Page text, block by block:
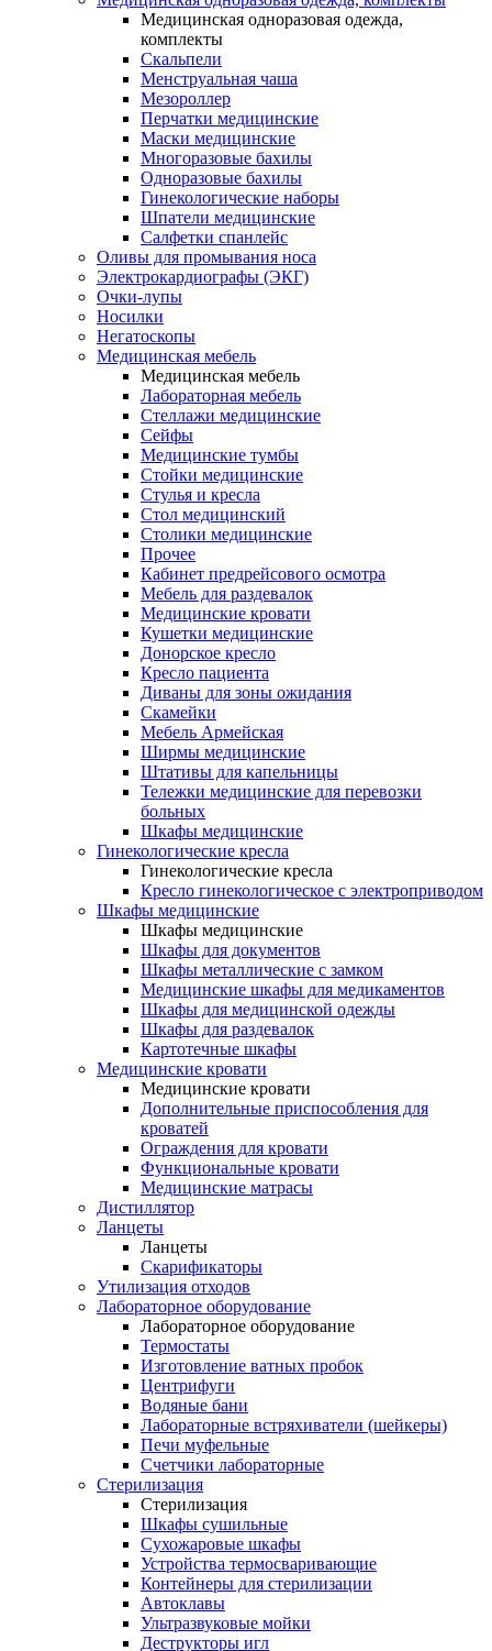
Медицинская одноразовая одежда,
комплекты
Скальпели
Менструальная чаша
Мезороллер
Перчатки медицинские
Маски медицинские
Многоразовые бахилы
Одноразовые бахилы
Гинекологические наборы
Шпатели медицинские
Салфетки спанлейс
Оливы для промывания носа
Электрокардиографы (ЭКГ)
Очки-лупы
Носилки
Негатоскопы
Медицинская мебель
Медицинская мебель
Лабораторная мебель
Стеллажи медицинские
Сейфы
Медицинские тумбы
Стойки медицинские
Cтулья и кресла
Стол медицинский
Столики медицинские
Прочее
Кабинет предрейсового осмотра
Мебель для раздевалок
Медицинские кровати
Кушетки медицинские
Донорское кресло
Кресло пациента
Диваны для зоны ожидания
Скамейки
Мебель Армейская
Ширмы медицинские
Штативы для капельницы
Тележки медицинские для перевозки
больных
Шкафы медицинские
Гинекологические кресла
Гинекологические кресла
Кресло гинекологическое с электроприводом
Шкафы медицинские
Шкафы медицинские
Шкафы для документов
Шкафы металлические с замком
Медицинские шкафы для медикаментов
Шкафы для медицинской одежды
Шкафы для раздевалок
Картотечные шкафы
Медицинские кровати
Медицинские кровати
Дополнительные приспособления для
кроватей
Ограждения для кровати
Функциональные кровати
Медицинские матрасы
Дистиллятор
Ланцеты
Ланцеты
Скарификаторы
Утилизация отходов
Лабораторное оборудование
Лабораторное оборудование
Термостаты
Изготовление ватных пробок
Центрифуги
Водяные бани
Лабораторные встряхиватели (шейкеры)
Печи муфельные
Счетчики лабораторные
Стерилизация
Стерилизация
Шкафы сушильные
Сухожаровые шкафы
Устройства термосваривающие
Контейнеры для стерилизации
Автоклавы
Ультразвуковые мойки
Деструкторы игл